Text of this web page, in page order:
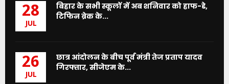
28
JUL
बिहार के सभी स्कूलों में अब शनिवार को हाफ-डे,
टिफिन ब्रेक के...
26
JUL
छात्र आंदोलन के बीच पूर्व मंत्री तेज प्रताप यादव
गिरफ्तार, सीजेएम के...